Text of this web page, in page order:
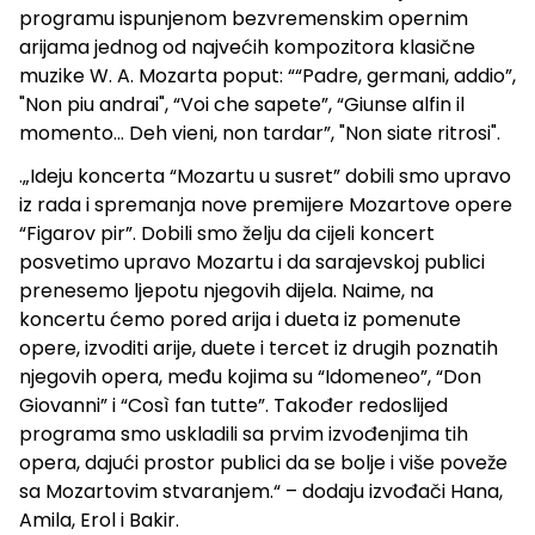
programu ispunjenom bezvremenskim opernim
arijama jednog od najvećih kompozitora klasične
muzike W. A. Mozarta poput: ““Padre, germani, addio”,
"Non piu andrai", “Voi che sapete”, “Giunse alfin il
momento… Deh vieni, non tardar”, "Non siate ritrosi".
.„Ideju koncerta “Mozartu u susret” dobili smo upravo
iz rada i spremanja nove premijere Mozartove opere
“Figarov pir”. Dobili smo želju da cijeli koncert
posvetimo upravo Mozartu i da sarajevskoj publici
prenesemo ljepotu njegovih dijela. Naime, na
koncertu ćemo pored arija i dueta iz pomenute
opere, izvoditi arije, duete i tercet iz drugih poznatih
njegovih opera, među kojima su “Idomeneo”, “Don
Giovanni” i “Così fan tutte”. Također redoslijed
programa smo uskladili sa prvim izvođenjima tih
opera, dajući prostor publici da se bolje i više poveže
sa Mozartovim stvaranjem.“ – dodaju izvođači Hana,
Amila, Erol i Bakir.